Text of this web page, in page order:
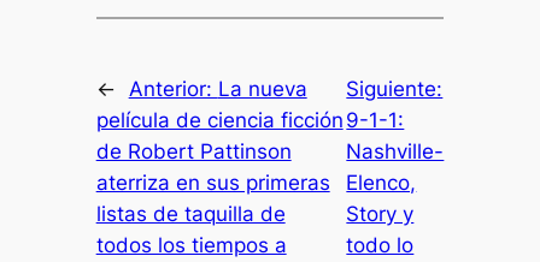
← Anterior: La nueva
película de ciencia ficción
de Robert Pattinson
aterriza en sus primeras
listas de taquilla de
todos los tiempos a
Siguiente:
9-1-1:
Nashville-
Elenco,
Story y
todo lo